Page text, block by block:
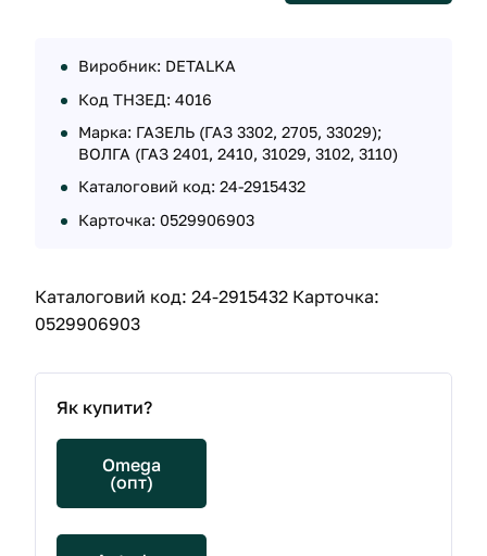
Виробник: DETALKA
Код ТНЗЕД: 4016
Марка: ГАЗЕЛЬ (ГАЗ 3302, 2705, 33029);
ВОЛГА (ГАЗ 2401, 2410, 31029, 3102, 3110)
Каталоговий код: 24-2915432
Карточка: 0529906903
Каталоговий код: 24-2915432 Карточка:
0529906903
Як купити?
Omega
(опт)